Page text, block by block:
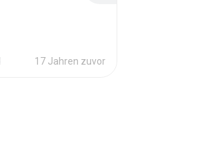
17 Jahren zuvor